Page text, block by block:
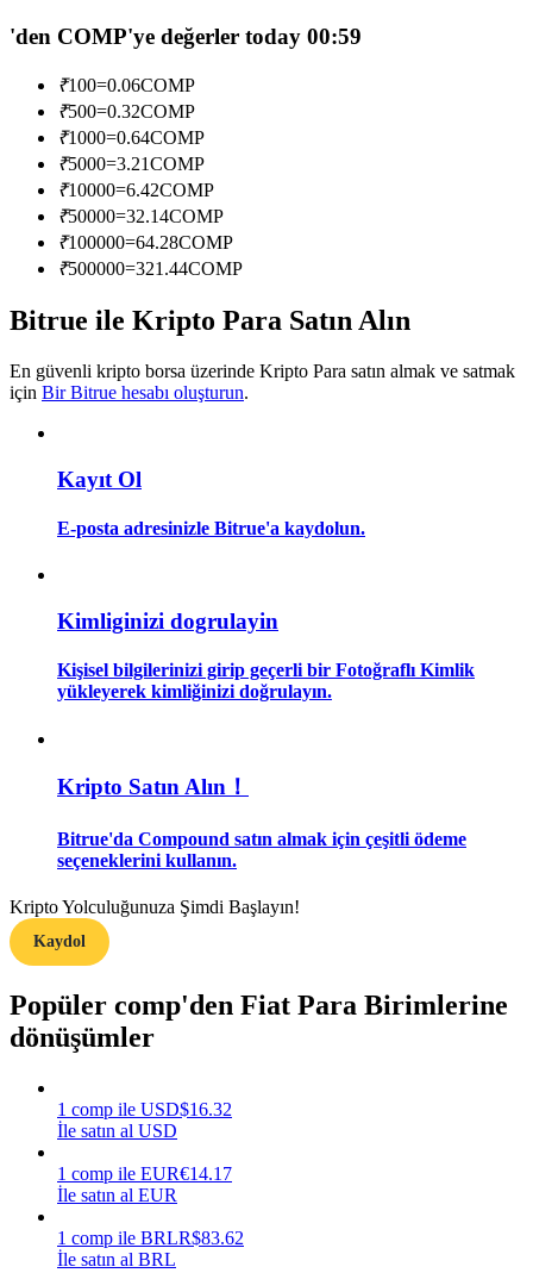
Bilgi
Ticaret bilgileri vb. dahil olmak üzere büyük veri analizi.
Vadeli İşlemler Başlangıç Kılavuzu
Günlük rekabetçi ödüller kazanın
'den COMP'ye değerler today 00:59
₹100=0.06COMP
₹500=0.32COMP
₹1000=0.64COMP
₹5000=3.21COMP
₹10000=6.42COMP
₹50000=32.14COMP
₹100000=64.28COMP
₹500000=321.44COMP
Bitrue ile Kripto Para Satın Alın
En güvenli kripto borsa üzerinde Kripto Para satın almak ve satmak
için Bir Bitrue hesabı oluşturun.
Kayıt Ol
E-posta adresinizle Bitrue'a kaydolun.
Kimliginizi dogrulayin
Kişisel bilgilerinizi girip geçerli bir Fotoğraflı Kimlik
yükleyerek kimliğinizi doğrulayın.
Kripto Satın Alın！
Bitrue'da Compound satın almak için çeşitli ödeme
seçeneklerini kullanın.
Kripto Yolculuğunuza Şimdi Başlayın!
Kaydol
Popüler comp'den Fiat Para Birimlerine
dönüşümler
1 comp ile USD$16.32
İle satın al USD
1 comp ile EUR€14.17
İle satın al EUR
1 comp ile BRLR$83.62
İle satın al BRL